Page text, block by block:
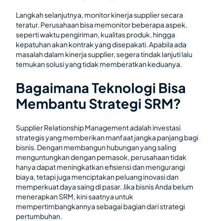
Langkah selanjutnya, monitor kinerja supplier secara
teratur. Perusahaan bisa memonitor beberapa aspek,
seperti waktu pengiriman, kualitas produk, hingga
kepatuhan akan kontrak yang disepakati. Apabila ada
masalah dalam kinerja supplier, segera tindak lanjuti lalu
temukan solusi yang tidak memberatkan keduanya.
Bagaimana Teknologi Bisa
Membantu Strategi SRM?
Supplier Relationship Management adalah investasi
strategis yang memberikan manfaat jangka panjang bagi
bisnis. Dengan membangun hubungan yang saling
menguntungkan dengan pemasok, perusahaan tidak
hanya dapat meningkatkan efisiensi dan mengurangi
biaya, tetapi juga menciptakan peluang inovasi dan
memperkuat daya saing di pasar. Jika bisnis Anda belum
menerapkan SRM, kini saatnya untuk
mempertimbangkannya sebagai bagian dari strategi
pertumbuhan.